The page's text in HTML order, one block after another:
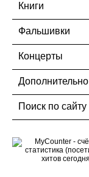
Книги
Фальшивки
Концерты
Дополнительно
Поиск по сайту